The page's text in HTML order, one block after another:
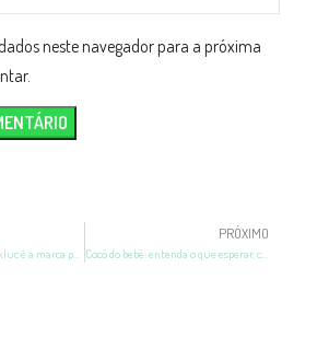
neste navegador para a próxima
PRÓXIMO
Cocô do bebê: entenda o que esperar, cores e frequência